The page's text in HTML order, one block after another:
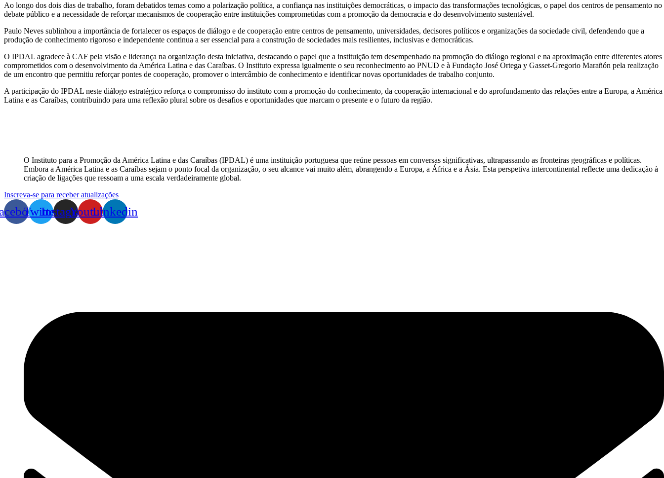
Ao longo dos dois dias de trabalho, foram debatidos temas como a polarização política, a confiança nas instituições democráticas, o impacto das transformações tecnológicas, o papel dos centros de pensamento no
debate público e a necessidade de reforçar mecanismos de cooperação entre instituições comprometidas com a promoção da democracia e do desenvolvimento sustentável.
Paulo Neves sublinhou a importância de fortalecer os espaços de diálogo e de cooperação entre centros de pensamento, universidades, decisores políticos e organizações da sociedade civil, defendendo que a
produção de conhecimento rigoroso e independente continua a ser essencial para a construção de sociedades mais resilientes, inclusivas e democráticas.
O IPDAL agradece à CAF pela visão e liderança na organização desta iniciativa, destacando o papel que a instituição tem desempenhado na promoção do diálogo regional e na aproximação entre diferentes atores
comprometidos com o desenvolvimento da América Latina e das Caraíbas. O Instituto expressa igualmente o seu reconhecimento ao PNUD e à Fundação José Ortega y Gasset-Gregorio Marañón pela realização
de um encontro que permitiu reforçar pontes de cooperação, promover o intercâmbio de conhecimento e identificar novas oportunidades de trabalho conjunto.
A participação do IPDAL neste diálogo estratégico reforça o compromisso do instituto com a promoção do conhecimento, da cooperação internacional e do aprofundamento das relações entre a Europa, a América
Latina e as Caraíbas, contribuindo para uma reflexão plural sobre os desafios e oportunidades que marcam o presente e o futuro da região.
O Instituto para a Promoção da América Latina e das Caraíbas (IPDAL) é uma instituição portuguesa que reúne pessoas em conversas significativas, ultrapassando as fronteiras geográficas e políticas.
Embora a América Latina e as Caraíbas sejam o ponto focal da organização, o seu alcance vai muito além, abrangendo a Europa, a África e a Ásia. Esta perspetiva intercontinental reflecte uma dedicação à
criação de ligações que ressoam a uma escala verdadeiramente global.
Inscreva-se para receber atualizações
TwitterInstagramYoutubeLinkedin